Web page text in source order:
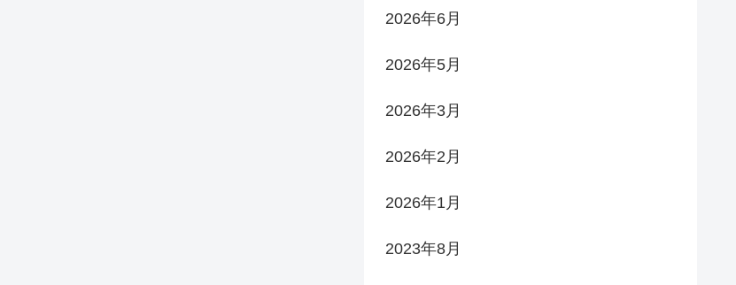
2026年6月
2026年5月
2026年3月
2026年2月
2026年1月
2023年8月